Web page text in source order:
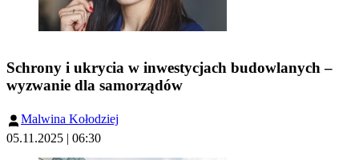
Schrony i ukrycia w inwestycjach budowlanych –
wyzwanie dla samorządów
Malwina Kołodziej
05.11.2025 | 06:30